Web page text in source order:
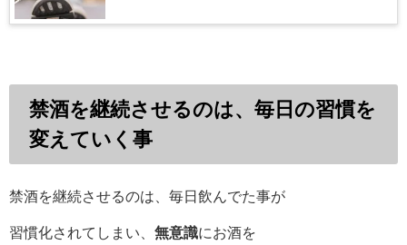
禁酒を継続させるのは、毎日の習慣を
変えていく事
禁酒を継続させるのは、毎日飲んでた事が
習慣化されてしまい、 無意識にお酒を